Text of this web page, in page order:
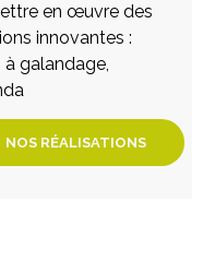
en œuvre des
innovantes :
à galandage,
NOS RÉALISATIONS